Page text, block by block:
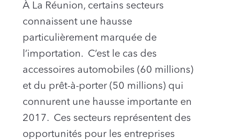
À La Réunion, certains secteurs
connaissent une hausse
particulièrement marquée de
l’importation. C’est le cas des
accessoires automobiles (60 millions)
et du prêt-à-porter (50 millions) qui
connurent une hausse importante en
2017. Ces secteurs représentent des
opportunités pour les entreprises